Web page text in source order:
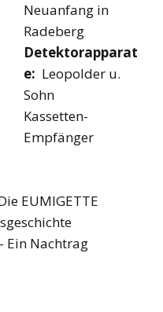
Neuanfang in
Radeberg
Detektorapparat
e: Leopolder u.
Sohn
Kassetten-
Empfänger
EUMIGETTE
Ein Nachtrag